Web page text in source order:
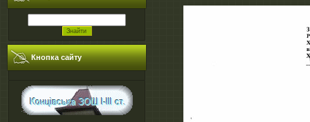
Кнопка сайту